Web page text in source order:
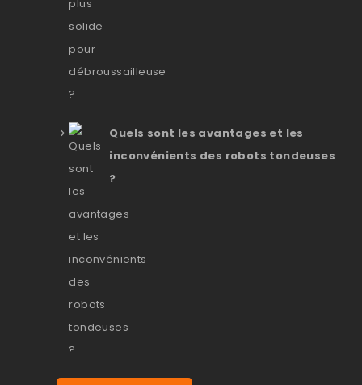
Quels sont les avantages et les
inconvénients des robots tondeuses
?